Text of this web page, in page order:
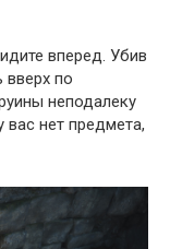
вперед. Убив
вверх по
неподалеку
вас нет предмета,